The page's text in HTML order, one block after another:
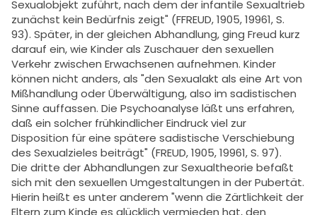
Sexualobjekt zuführt, nach dem der infantile Sexualtrieb
zunächst kein Bedürfnis zeigt" (FFREUD, 1905, 19961, S.
93). Später, in der gleichen Abhandlung, ging Freud kurz
darauf ein, wie Kinder als Zuschauer den sexuellen
Verkehr zwischen Erwachsenen aufnehmen. Kinder
können nicht anders, als "den Sexualakt als eine Art von
Mißhandlung oder Überwältigung, also im sadistischen
Sinne auffassen. Die Psychoanalyse läßt uns erfahren,
daß ein solcher frühkindlicher Eindruck viel zur
Disposition für eine spätere sadistische Verschiebung
des Sexualzieles beiträgt" (FREUD, 1905, 19961, S. 97).
Die dritte der Abhandlungen zur Sexualtheorie befaßt
sich mit den sexuellen Umgestaltungen in der Pubertät.
Hierin heißt es unter anderem "wenn die Zärtlichkeit der
Eltern zum Kinde es glücklich vermieden hat, den